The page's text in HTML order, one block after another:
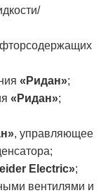
«Ридан»;
«Ридан»;
, управляющее
Electric»;
вентилями и